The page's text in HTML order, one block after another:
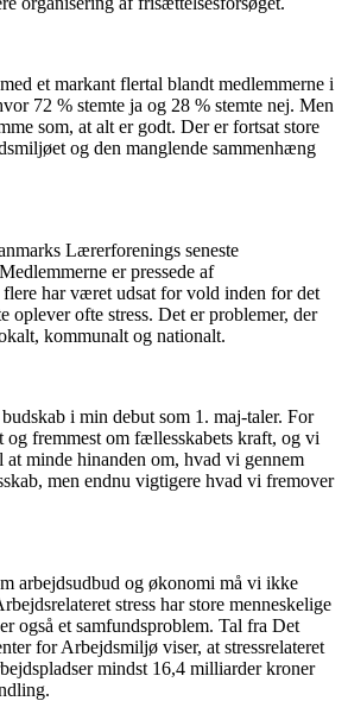
et markant flertal blandt medlemmerne i
72 % stemte ja og 28 % stemte nej. Men
som, at alt er godt. Der er fortsat store
og den manglende sammenhæng
Lærerforenings seneste
er pressede af
har været udsat for vold inden for det
oplever ofte stress. Det er problemer, der
kommunalt og nationalt.
i min debut som 1. maj-taler. For
og fremmest om fællesskabets kraft, og vi
at minde hinanden om, hvad vi gennem
men endnu vigtigere hvad vi fremover
arbejdsudbud og økonomi må vi ikke
stress har store menneskelige
også et samfundsproblem. Tal fra Det
for Arbejdsmiljø viser, at stressrelateret
mindst 16,4 milliarder kroner